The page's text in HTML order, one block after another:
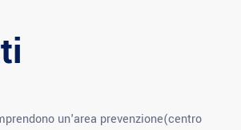
un'area prevenzione(centro